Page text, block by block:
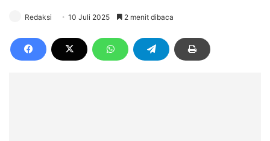
Redaksi 10 Juli 2025 2 menit dibaca